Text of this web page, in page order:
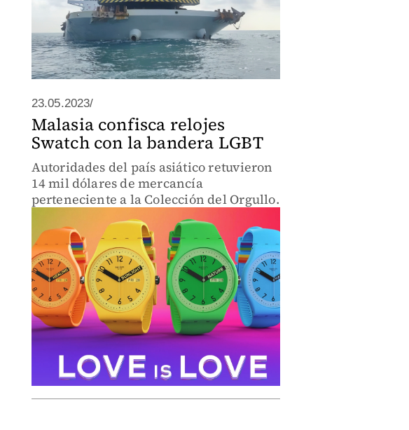
23.05.2023/
Malasia confisca relojes
Swatch con la bandera LGBT
Autoridades del país asiático retuvieron
14 mil dólares de mercancía
perteneciente a la Colección del Orgullo.